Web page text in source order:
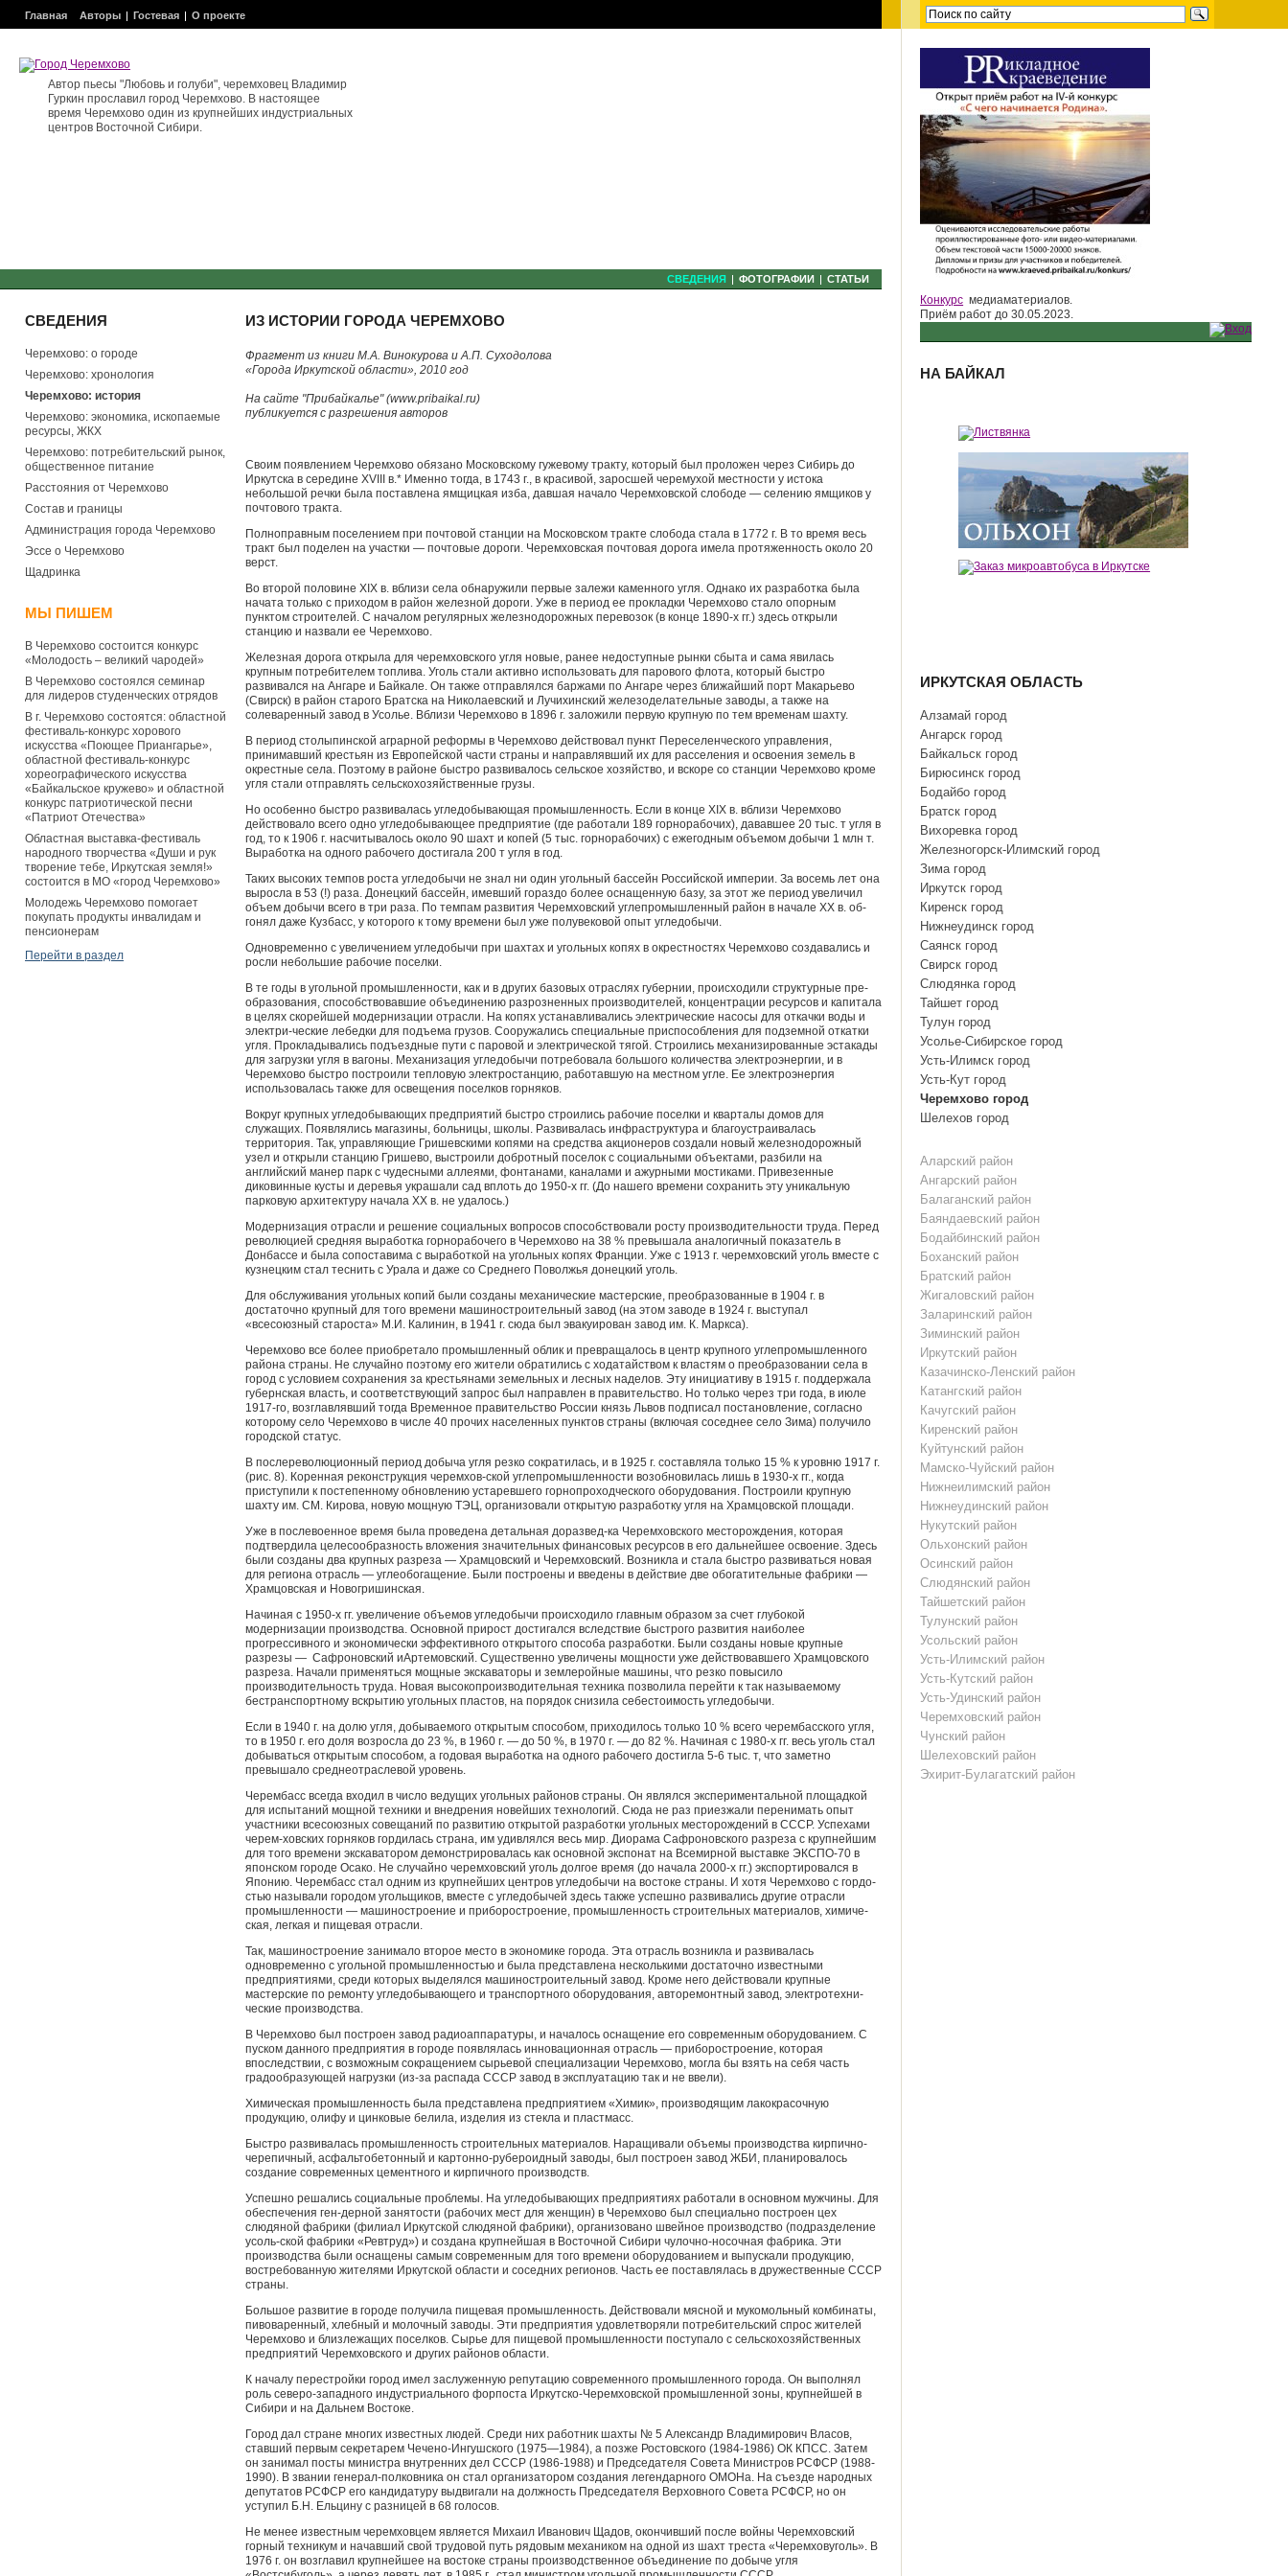
Главная Авторы Гостевая О проекте
Автор пьесы "Любовь и голуби", черемховец Владимир
Гуркин прославил город Черемхово. В настоящее
время Черемхово один из крупнейших индустриальных
центров Восточной Сибири.
СВЕДЕНИЯ ФОТОГРАФИИ СТАТЬИ
СВЕДЕНИЯ
Черемхово: о городе
Черемхово: хронология
Черемхово: история
Черемхово: экономика, ископаемые
ресурсы, ЖКХ
Черемхово: потребительский рынок,
общественное питание
Расстояния от Черемхово
Состав и границы
Администрация города Черемхово
Эссе о Черемхово
Щадринка
МЫ ПИШЕМ
В Черемхово состоится конкурс
«Молодость – великий чародей»
В Черемхово состоялся семинар
для лидеров студенческих отрядов
В г. Черемхово состоятся: областной
фестиваль-конкурс хорового
искусства «Поющее Приангарье»,
областной фестиваль-конкурс
хореографического искусства
«Байкальское кружево» и областной
конкурс патриотической песни
«Патриот Отечества»
Областная выставка-фестиваль
народного творчества «Души и рук
творение тебе, Иркутская земля!»
состоится в МО «город Черемхово»
Молодежь Черемхово помогает
покупать продукты инвалидам и
пенсионерам
Перейти в раздел
ИЗ ИСТОРИИ ГОРОДА ЧЕРЕМХОВО
Фрагмент из книги М.А. Винокурова и А.П. Суходолова
«Города Иркутской области», 2010 год
На сайте "Прибайкалье" (www.pribaikal.ru)
публикуется с разрешения авторов
Своим появлением Черемхово обязано Московскому гужевому тракту, который был проложен через Сибирь до
Иркутска в середине XVIII в.* Именно тогда, в 1743 г., в красивой, заросшей чере­мухой местности у истока
небольшой речки была поставлена ямщицкая изба, давшая начало Черемховской слободе — селению ямщиков у
по­чтового тракта.
Полноправным поселением при почтовой станции на Московском тракте слобода стала в 1772 г. В то время весь
тракт был поделен на участки — почтовые дороги. Черемховская почтовая дорога имела про­тяженность около 20
верст.
Во второй половине XIX в. вблизи села обнаружили первые за­лежи каменного угля. Однако их разработка была
начата только с приходом в район железной дороги. Уже в период ее прокладки Че­ремхово стало опорным
пунктом строителей. С началом регулярных железнодорожных перевозок (в конце 1890-х гг.) здесь открыли
станцию и назвали ее Черемхово.
Железная дорога открыла для черемховского угля новые, ранее недоступные рынки сбыта и сама явилась
крупным потребителем то­плива. Уголь стали активно использовать для парового флота, который быстро
развивался на Ангаре и Байкале. Он также отправлялся бар­жами по Ангаре через ближайший порт Макарьево
(Свирск) в район старого Братска на Николаевский и Лучихинский железоделательные заводы, а также на
солеваренный завод в Усолье. Вблизи Черемхово в 1896 г. заложили первую крупную по тем временам шахту.
В период столыпинской аграрной реформы в Черемхово действо­вал пункт Переселенческого управления,
принимавший крестьян из Европейской части страны и направлявший их для расселения и освое­ния земель в
окрестные села. Поэтому в районе быстро развивалось сельское хозяйство, и вскоре со станции Черемхово кроме
угля стали отправлять сельскохозяйственные грузы.
Но особенно быстро развивалась угледобывающая промышлен­ность. Если в конце XIX в. вблизи Черемхово
действовало всего одно угледобывающее предприятие (где работали 189 горнорабочих), да­вавшее 20 тыс. т угля в
год, то к 1906 г. насчитывалось около 90 шахт и копей (5 тыс. горнорабочих) с ежегодным объемом добычи 1 млн т.
Выработка на одного рабочего достигала 200 т угля в год.
Таких высоких темпов роста угледобычи не знал ни один уголь­ный бассейн Российской империи. За восемь лет она
выросла в 53 (!) раза. Донецкий бассейн, имевший гораздо более оснащенную базу, за этот же период увеличил
объем добычи всего в три раза. По темпам развития Черемховский углепромышленный район в начале XX в. об­
гонял даже Кузбасс, у которого к тому времени был уже полувековой опыт угледобычи.
Одновременно с увеличением угледобычи при шахтах и уголь­ных копях в окрестностях Черемхово создавались и
росли небольшие рабочие поселки.
В те годы в угольной про­мышленности, как и в других базовых отраслях губернии, происходили структурные пре­
образования, способствовав­шие объединению разрознен­ных производителей, концен­трации ресурсов и капитала
в целях скорейшей модернизации отрасли. На копях устанавли­вались электрические насосы для откачки воды и
электри-ческие лебедки для подъема грузов. Сооружались специальные при­способления для подземной откатки
угля. Прокладывались подъездные пути с паровой и электрической тягой. Строились механизированные эстакады
для загрузки угля в вагоны. Механизация угледобычи по­требовала большого количества электроэнергии, и в
Черемхово быстро построили тепловую электростанцию, работавшую на местном угле. Ее электроэнергия
использовалась также для освещения поселков горняков.
Вокруг крупных угледобывающих предприятий быстро строились рабочие поселки и кварталы домов для
служащих. Появлялись магази­ны, больницы, школы. Развивалась инфраструктура и благоустраива­лась
территория. Так, управляющие Гришевскими копями на средства акционеров создали новый железнодорожный
узел и открыли станцию Гришево, выстроили добротный поселок с социальными объектами, разбили на
английский манер парк с чудесными аллеями, фонтанами, каналами и ажурными мостиками. Привезенные
диковинные кусты и деревья украшали сад вплоть до 1950-х гг. (До нашего времени сохра­нить эту уникальную
парковую архитектуру начала XX в. не удалось.)
Модернизация отрасли и решение социальных вопросов способ­ствовали росту производительности труда. Перед
революцией средняя выработка горнорабочего в Черемхово на 38 % превышала аналогичный показатель в
Донбассе и была сопоставима с выработкой на угольных копях Франции. Уже с 1913 г. черемховский уголь вместе с
кузнецким стал теснить с Урала и даже со Среднего Поволжья донецкий уголь.
Для обслуживания угольных копий были созданы механические мастерские, преобразованные в 1904 г. в
достаточно крупный для того времени машиностроительный завод (на этом заводе в 1924 г. выступал
«всесоюзный староста» М.И. Калинин, в 1941 г. сюда был эвакуирован завод им. К. Маркса).
Черемхово все более приобретало промышленный облик и пре­вращалось в центр крупного углепромышленного
района страны. Не случайно поэтому его жители обратились с ходатайством к властям о преобразовании села в
город с условием сохранения за крестьянами земельных и лесных наделов. Эту инициативу в 1915 г. поддержала
губернская власть, и соответствующий запрос был направлен в прави­тельство. Но только через три года, в июле
1917-го, возглавлявший тогда Временное правительство России князь Львов подписал постановление, согласно
которому село Черемхово в числе 40 прочих населенных пун­ктов страны (включая соседнее село Зима) получило
городской статус.
В послереволюционный пе­риод добыча угля резко сократи­лась, и в 1925 г. составляла только 15 % к уровню 1917 г.
(рис. 8). Ко­ренная реконструкция черемхов-ской углепромышленности возоб­новилась лишь в 1930-х гг., когда
приступили к постепенному обнов­лению устаревшего горнопроход­ческого оборудования. Построили крупную
шахту им. СМ. Кирова, новую мощную ТЭЦ, организова­ли открытую разработку угля на Храмцовской площади.
Уже в послевоенное время была проведена детальная доразвед-ка Черемховского месторождения, которая
подтвердила целесообраз­ность вложения значительных финансовых ресурсов в его дальнейшее освоение. Здесь
были созданы два крупных разреза — Храмцовский и Черемховский. Возникла и стала быстро развиваться новая
для региона отрасль — углеобогащение. Были построены и введены в действие две обогатительные фабрики —
Храмцовская и Новогришинская.
Начиная с 1950-х гг. увеличение объемов угледобычи проис­ходило главным образом за счет глубокой
модернизации производства. Основной прирост достигался вследствие быстрого развития наиболее
прогрессивного и экономически эффективного открытого способа раз­работки. Были созданы новые крупные
разрезы — Сафроновский иАртемовский. Существенно увеличены мощности уже действовавшего Храмцовского
разреза. Начали применяться мощные экскаваторы и землеройные машины, что резко повысило
производительность труда. Новая высокопроизводительная техника позволила перейти к так на­зываемому
бестранспортному вскрытию угольных пластов, на порядок снизила себестоимость угледобычи.
Если в 1940 г. на долю угля, добываемого открытым способом, приходилось только 10 % всего черембасского угля,
то в 1950 г. его доля возросла до 23 %, в 1960 г. — до 50 %, в 1970 г. — до 82 %. На­чиная с 1980-х гг. весь уголь стал
добываться открытым способом, а годовая выработка на одного рабочего достигла 5-6 тыс. т, что заметно
превышало среднеотраслевой уровень.
Черембасс всегда входил в число ведущих угольных районов стра­ны. Он являлся экспериментальной площадкой
для испытаний мощной техники и внедрения новейших технологий. Сюда не раз приезжали перенимать опыт
участники всесоюзных совещаний по развитию от­крытой разработки угольных месторождений в СССР. Успехами
черем-ховских горняков гордилась страна, им удивлялся весь мир. Диорама Сафроновского разреза с крупнейшим
для того времени экскаватором демонстрировалась как основной экспонат на Всемирной выставке ЭКСПО-70 в
японском городе Осако. Не случайно черемховский уголь долгое время (до начала 2000-х гг.) экспортировался в
Японию. Черембасс стал одним из круп­нейших центров угледобычи на восто­ке страны. И хотя Черемхово с гордо­
стью называли городом угольщиков, вместе с угледобычей здесь также успешно развивались другие отрасли
промышленности — машиностроение и приборостроение, промышленность строительных материалов, химиче­
ская, легкая и пищевая отрасли.
Так, машиностроение занимало второе место в экономике города. Эта отрасль возникла и развивалась
одновременно с угольной промыш­ленностью и была представлена не­сколькими достаточно известными
предприятиями, среди которых вы­делялся машиностроительный завод. Кроме него действовали крупные
мастерские по ремонту угледобываю­щего и транспортного оборудования, авторемонтный завод, электротехни­
ческие производства.
В Черемхово был построен завод радиоаппаратуры, и началось оснащение его современным оборудованием. С
пуском данного пред­приятия в городе появлялась инновационная отрасль — приборострое­ние, которая
впоследствии, с возможным сокращением сырьевой спе­циализации Черемхово, могла бы взять на себя часть
градообразующей нагрузки (из-за распада СССР завод в эксплуатацию так и не ввели).
Химическая промышленность была представлена предприятием «Химик», производящим лакокрасочную
продукцию, олифу и цинковые белила, изделия из стекла и пластмасс.
Быстро развивалась промышленность строительных материалов. Наращивали объемы производства кирпично-
черепичный, асфальтобе­тонный и картонно-рубероидный заводы, был построен завод ЖБИ, планировалось
создание современных цементного и кирпичного про­изводств.
Успешно решались социальные проблемы. На угледобывающих предприятиях работали в основном мужчины. Для
обеспечения ген-дерной занятости (рабочих мест для женщин) в Черемхово был специ­ально построен цех
слюдяной фабрики (филиал Иркутской слюдяной фабрики), организовано швейное производство (подразделение
усоль-ской фабрики «Ревтруд») и создана крупнейшая в Восточной Сибири чулочно-носочная фабрика. Эти
производства были оснащены самым современным для того времени оборудованием и выпускали продукцию,
востребованную жителями Иркутской области и соседних регионов. Часть ее поставлялась в дружественные СССР
страны.
Большое развитие в городе получила пищевая промышленность. Действовали мясной и мукомольный комбинаты,
пивоваренный, хлеб­ный и молочный заводы. Эти предприятия удовлетворяли потребитель­ский спрос жителей
Черемхово и близлежащих поселков. Сырье для пищевой промышленности поступало с сельскохозяйственных
пред­приятий Черемховского и других районов области.
К началу перестройки город имел заслуженную репутацию совре­менного промышленного города. Он выполнял
роль северо-западного индустриального форпоста Иркутско-Черемховской промышленной зоны, крупнейшей в
Сибири и на Дальнем Востоке.
Город дал стране многих известных людей. Среди них работ­ник шахты № 5 Александр Владимирович Власов,
ставший первым секретарем Чечено-Ингушского (1975—1984), а позже Ростовского (1984-1986) ОК КПСС. Затем
он занимал посты министра внутренних дел СССР (1986-1988) и Председателя Совета Министров РСФСР (1988-
1990). В звании генерал-полковника он стал организатором соз­дания легендарного ОМОНа. На съезде народных
депутатов РСФСР его кандидатуру выдвигали на должность Председателя Верховного Совета РСФСР, но он
уступил Б.Н. Ельцину с разницей в 68 голосов.
Не менее известным черемховцем является Михаил Иванович Щадов, окончивший после войны Черемховский
горный техникум и на­чавший свой трудовой путь рядовым механиком на одной из шахт треста «Черемховуголь». В
1976 г. он возглавил крупнейшее на востоке страны производственное объединение по добыче угля
Конкурс медиаматериалов.
Приём работ до 30.05.2023.
НА БАЙКАЛ
ИРКУТСКАЯ ОБЛАСТЬ
Алзамай город
Ангарск город
Байкальск город
Бирюсинск город
Бодайбо город
Братск город
Вихоревка город
Железногорск-Илимский город
Зима город
Иркутск город
Киренск город
Нижнеудинск город
Саянск город
Свирск город
Слюдянка город
Тайшет город
Тулун город
Усолье-Сибирское город
Усть-Илимск город
Усть-Кут город
Черемхово город
Шелехов город
Аларский район
Ангарский район
Балаганский район
Баяндаевский район
Бодайбинский район
Боханский район
Братский район
Жигаловский район
Заларинский район
Зиминский район
Иркутский район
Казачинско-Ленский район
Катангский район
Качугский район
Киренский район
Куйтунский район
Мамско-Чуйский район
Нижнеилимский район
Нижнеудинский район
Нукутский район
Ольхонский район
Осинский район
Слюдянский район
Тайшетский район
Тулунский район
Усольский район
Усть-Илимский район
Усть-Кутский район
Усть-Удинский район
Черемховский район
Чунский район
Шелеховский район
Эхирит-Булагатский район